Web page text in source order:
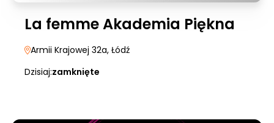
La femme Akademia Piękna
Armii Krajowej 32a, Łódź
Dzisiaj:zamknięte